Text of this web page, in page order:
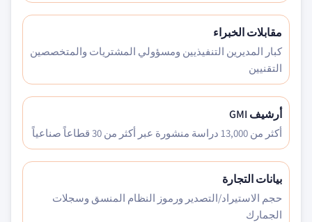
مقابلات الخبراء
كبار المديرين التنفيذيين ومسؤولي المشتريات والمتخصصين
التقنيين
أرشيف GMI
أكثر من 13,000 دراسة منشورة عبر أكثر من 30 قطاعاً صناعياً
بيانات التجارة
حجم الاستيراد/التصدير ورموز النظام المنسق وسجلات
الجمارك